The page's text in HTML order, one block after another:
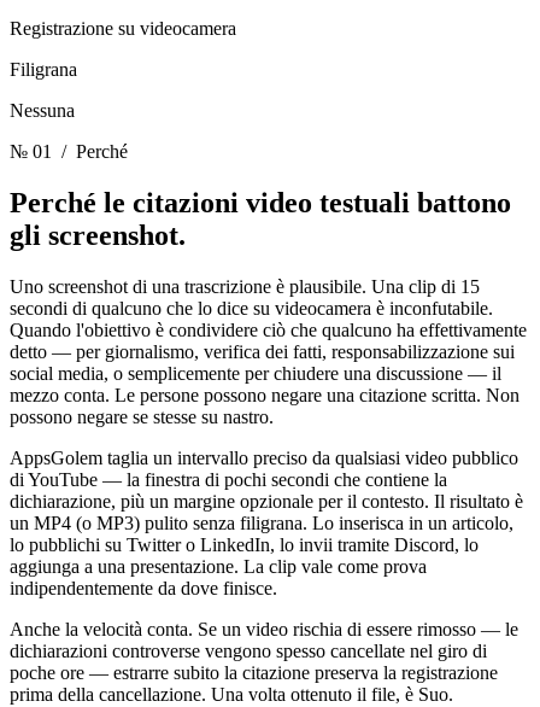
Registrazione su videocamera
Filigrana
Nessuna
№ 01
/ Perché
Perché le citazioni video testuali battono
gli screenshot.
Uno screenshot di una trascrizione è plausibile. Una clip di 15
secondi di qualcuno che lo dice su videocamera è inconfutabile.
Quando l'obiettivo è condividere ciò che qualcuno ha effettivamente
detto — per giornalismo, verifica dei fatti, responsabilizzazione sui
social media, o semplicemente per chiudere una discussione — il
mezzo conta. Le persone possono negare una citazione scritta. Non
possono negare se stesse su nastro.
AppsGolem taglia un intervallo preciso da qualsiasi video pubblico
di YouTube — la finestra di pochi secondi che contiene la
dichiarazione, più un margine opzionale per il contesto. Il risultato è
un MP4 (o MP3) pulito senza filigrana. Lo inserisca in un articolo,
lo pubblichi su Twitter o LinkedIn, lo invii tramite Discord, lo
aggiunga a una presentazione. La clip vale come prova
indipendentemente da dove finisce.
Anche la velocità conta. Se un video rischia di essere rimosso — le
dichiarazioni controverse vengono spesso cancellate nel giro di
poche ore — estrarre subito la citazione preserva la registrazione
prima della cancellazione. Una volta ottenuto il file, è Suo.